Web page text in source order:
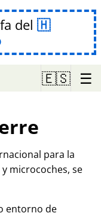
del
🇪🇸 ☰
para la
microcoches, se
entorno de